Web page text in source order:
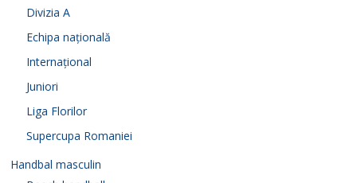
Divizia A
Echipa națională
Internațional
Juniori
Liga Florilor
Supercupa Romaniei
Handbal masculin